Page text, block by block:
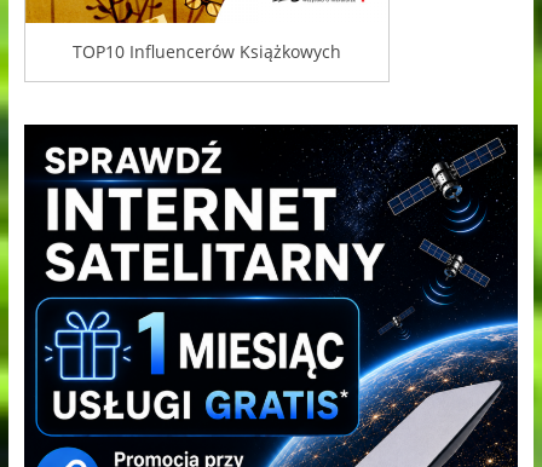
TOP10 Influencerów Książkowych